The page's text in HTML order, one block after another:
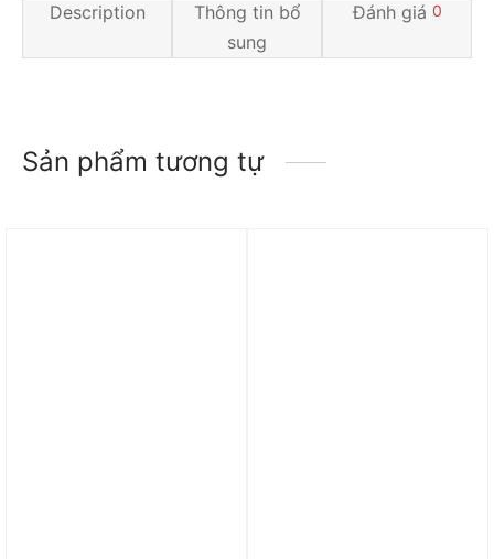
Description
Thông tin bổ
sung
Đánh giá 0
Sản phẩm tương tự